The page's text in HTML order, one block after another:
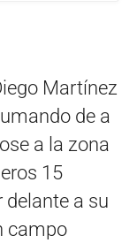
Martínez
de a
a la zona
15
delante a su
campo